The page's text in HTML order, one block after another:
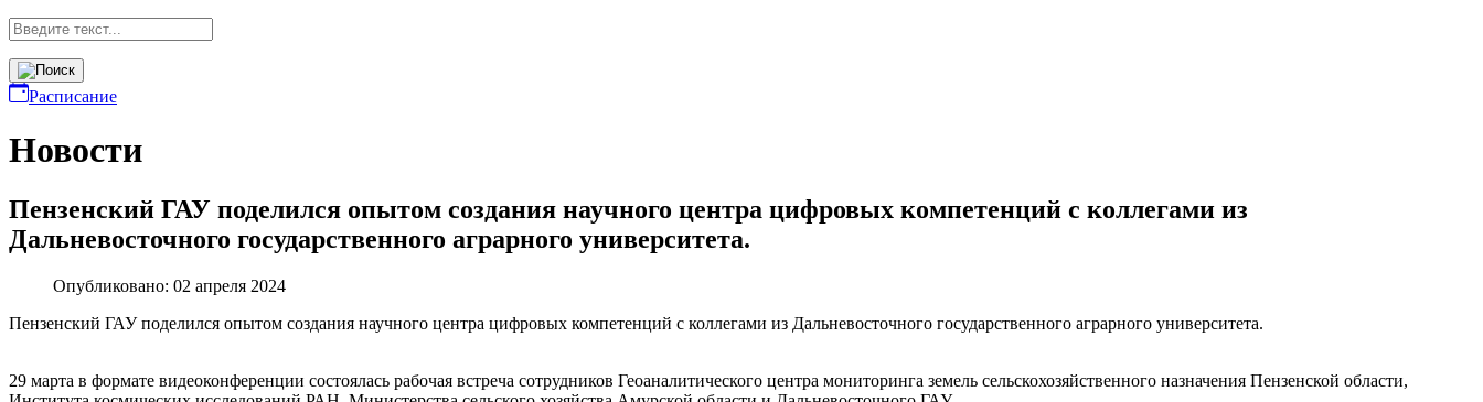
Расписание
Новости
Пензенский ГАУ поделился опытом создания научного центра цифровых компетенций с коллегами из
Дальневосточного государственного аграрного университета.
Опубликовано: 02 апреля 2024
Пензенский ГАУ поделился опытом создания научного центра цифровых компетенций с коллегами из Дальневосточного государственного аграрного университета.
29 марта в формате видеоконференции состоялась рабочая встреча сотрудников Геоаналитического центра мониторинга земель сельскохозяйственного назначения Пензенской области,